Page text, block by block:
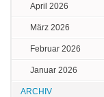
April 2026
März 2026
Februar 2026
Januar 2026
ARCHIV